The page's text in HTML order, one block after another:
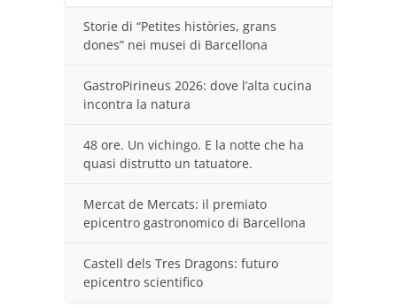
Storie di “Petites històries, grans
dones” nei musei di Barcellona
GastroPirineus 2026: dove l’alta cucina
incontra la natura
48 ore. Un vichingo. E la notte che ha
quasi distrutto un tatuatore.
Mercat de Mercats: il premiato
epicentro gastronomico di Barcellona
Castell dels Tres Dragons: futuro
epicentro scientifico